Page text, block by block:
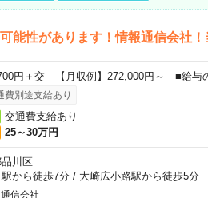
能性があります！情報通信会社
円＋交 【月収例】272,000円～ ■給与
費別途支給あり
交通費支給あり
25～30万円
川区
から徒歩7分/ 大崎広小路駅から徒歩5分
信会社